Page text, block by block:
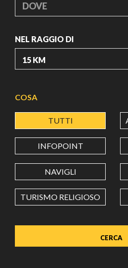
DOVE
NEL RAGGIO DI
LATITUDINE
LONGITUDINE
Value in decimal degrees. Use dot
COSA
TUTTI
INFOPOINT
NAVIGLI
TURISMO RELIGIOSO